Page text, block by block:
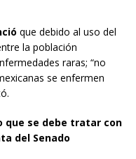
que debido al uso del
la población
raras; “no
se enfermen
que se debe tratar con
del Senado